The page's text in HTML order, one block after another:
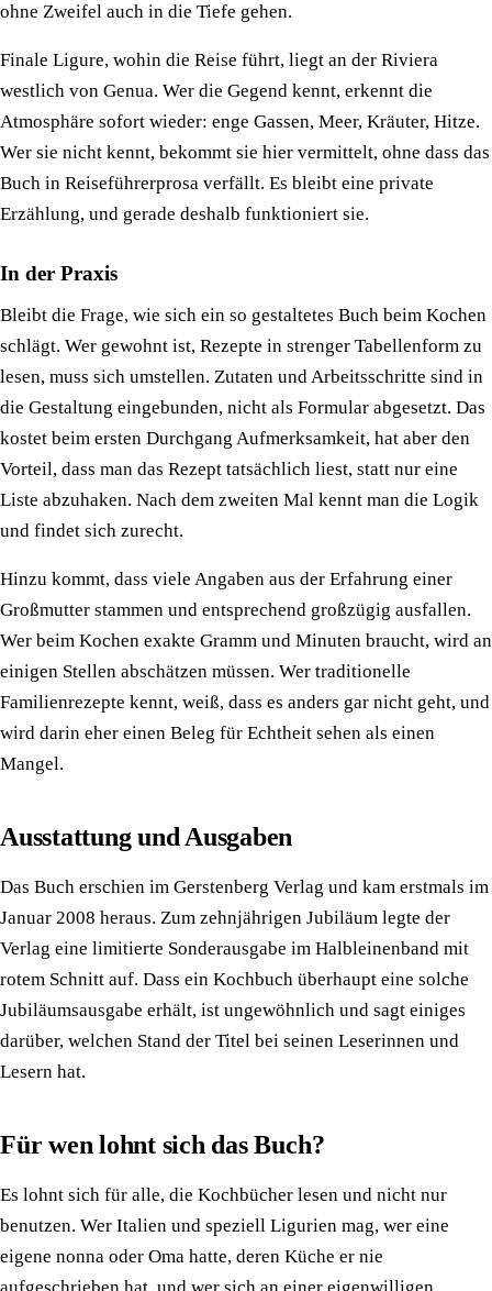
ohne Zweifel auch in die Tiefe gehen.
Finale Ligure, wohin die Reise führt, liegt an der Riviera
westlich von Genua. Wer die Gegend kennt, erkennt die
Atmosphäre sofort wieder: enge Gassen, Meer, Kräuter, Hitze.
Wer sie nicht kennt, bekommt sie hier vermittelt, ohne dass das
Buch in Reiseführerprosa verfällt. Es bleibt eine private
Erzählung, und gerade deshalb funktioniert sie.
In der Praxis
Bleibt die Frage, wie sich ein so gestaltetes Buch beim Kochen
schlägt. Wer gewohnt ist, Rezepte in strenger Tabellenform zu
lesen, muss sich umstellen. Zutaten und Arbeitsschritte sind in
die Gestaltung eingebunden, nicht als Formular abgesetzt. Das
kostet beim ersten Durchgang Aufmerksamkeit, hat aber den
Vorteil, dass man das Rezept tatsächlich liest, statt nur eine
Liste abzuhaken. Nach dem zweiten Mal kennt man die Logik
und findet sich zurecht.
Hinzu kommt, dass viele Angaben aus der Erfahrung einer
Großmutter stammen und entsprechend großzügig ausfallen.
Wer beim Kochen exakte Gramm und Minuten braucht, wird an
einigen Stellen abschätzen müssen. Wer traditionelle
Familienrezepte kennt, weiß, dass es anders gar nicht geht, und
wird darin eher einen Beleg für Echtheit sehen als einen
Mangel.
Ausstattung und Ausgaben
Das Buch erschien im Gerstenberg Verlag und kam erstmals im
Januar 2008 heraus. Zum zehnjährigen Jubiläum legte der
Verlag eine limitierte Sonderausgabe im Halbleinenband mit
rotem Schnitt auf. Dass ein Kochbuch überhaupt eine solche
Jubiläumsausgabe erhält, ist ungewöhnlich und sagt einiges
darüber, welchen Stand der Titel bei seinen Leserinnen und
Lesern hat.
Für wen lohnt sich das Buch?
Es lohnt sich für alle, die Kochbücher lesen und nicht nur
benutzen. Wer Italien und speziell Ligurien mag, wer eine
eigene nonna oder Oma hatte, deren Küche er nie